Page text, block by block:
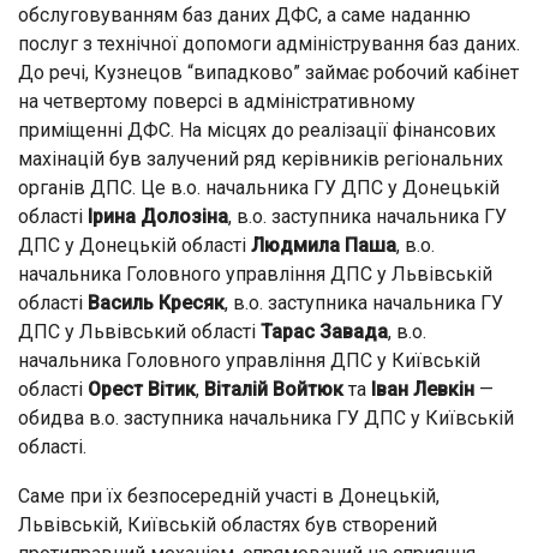
обслуговуванням баз даних ДФС, а саме наданню
послуг з технічної допомоги адміністрування баз даних.
До речі, Кузнецов “випадково” займає робочий кабінет
на четвертому поверсі в адміністративному
приміщенні ДФС. На місцях до реалізації фінансових
махінацій був залучений ряд керівників регіональних
органів ДПС. Це в.о. начальника ГУ ДПС у Донецькій
області Ірина Долозіна, в.о. заступника начальника ГУ
ДПС у Донецькій області Людмила Паша, в.о.
начальника Головного управління ДПС у Львівській
області Василь Кресяк, в.о. заступника начальника ГУ
ДПС у Львівський області Тарас Завада, в.о.
начальника Головного управління ДПС у Київській
області Орест Вітик, Віталій Войтюкта Іван Левкін —
обидва в.о. заступника начальника ГУ ДПС у Київській
області.
Саме при їх безпосередній участі в Донецькій,
Львівській, Київській областях був створений